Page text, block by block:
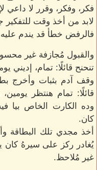
فكر، وفكر، وقرر لا داعي
لابد من أخذ وقت للتفكير
فالرفض خطأ قد يندم عليه
والقبول مُجازفة غير
تنحنح قائلًا: تمام، إديني
وقف آدم بثبات وأخرج
قائلًا: تمام هنتظر
وده الكارت الخاص بيا
كان.
أخذ مجدي تلك البطاقة
يُغادر ركز على سيرهُ
غير مُلاحظ.